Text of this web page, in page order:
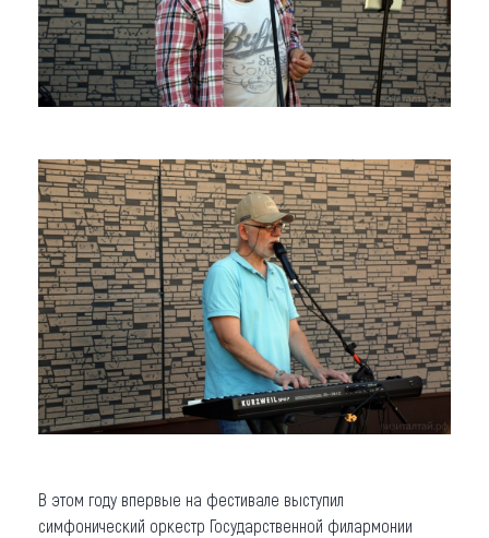
В этом году впервые на фестивале выступил
симфонический оркестр Государственной филармонии